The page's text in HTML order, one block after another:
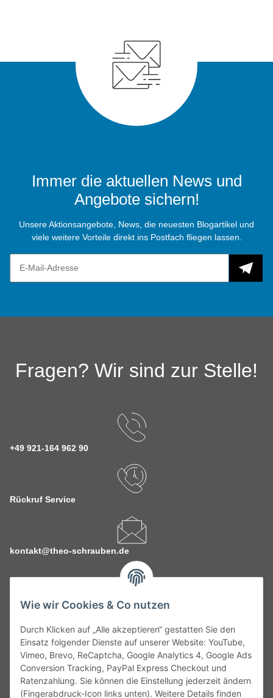
Wie wir Cookies & Co nutzen
Durch Klicken auf „Alle akzeptieren“ gestatten Sie den
Einsatz folgender Dienste auf unserer Website: YouTube,
Vimeo, Brevo, ReCaptcha, Google Analytics 4, Google Ads
Conversion Tracking, PayPal Express Checkout und
Ratenzahlung. Sie können die Einstellung jederzeit ändern
(Fingerabdruck-Icon links unten). Weitere Details finden
Immer die aktuellen News und
Angebote sichern!
Unsere Aktionsangebote, News, die neuesten Blogartikel und
viele weitere Vorteile direkt ins Postfach fliegen lassen.
Fragen? Wir sind zur Stelle!
+49 921-164 962 90
Rückruf Service
kontakt@theo-schrauben.de
Service
Gesetzliche Informationen